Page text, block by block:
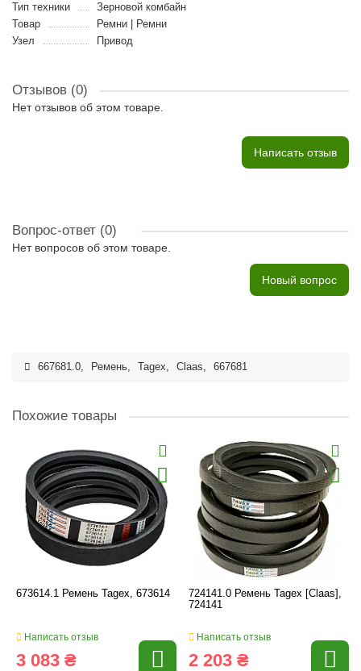
Тип техники
Зерновой комбайн
Товар
Ремни | Ремни
Узел
Привод
Отзывов (0)
Нет отзывов об этом товаре.
Написать отзыв
Вопрос-ответ (0)
Нет вопросов об этом товаре.
Новый вопрос
667681.0, Ремень, Tagex, Claas, 667681
Похожие товары
673614.1 Ремень Tagex, 673614
Написать отзыв
3 083 ₴
724141.0 Ремень Tagex [Claas],
724141
Написать отзыв
2 203 ₴